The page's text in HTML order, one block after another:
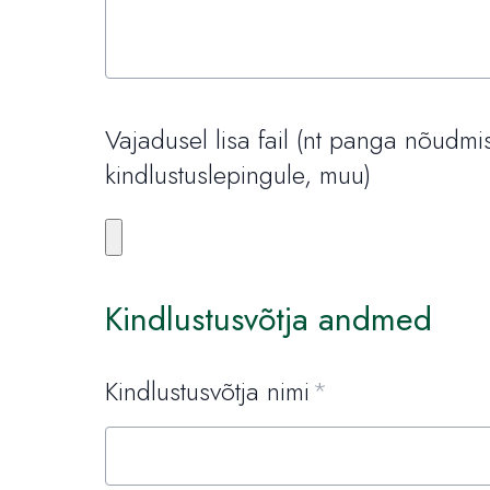
Vajadusel lisa fail (nt panga
kindlustuslepingule, muu)
Kindlustusvõtja andmed
Kindlustusvõtja nimi